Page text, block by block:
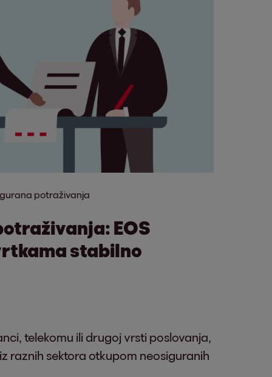
potraživanja
EOS
stabilno
telekomu ili drugoj vrsti poslovanja,
raznih sektora otkupom neosiguranih